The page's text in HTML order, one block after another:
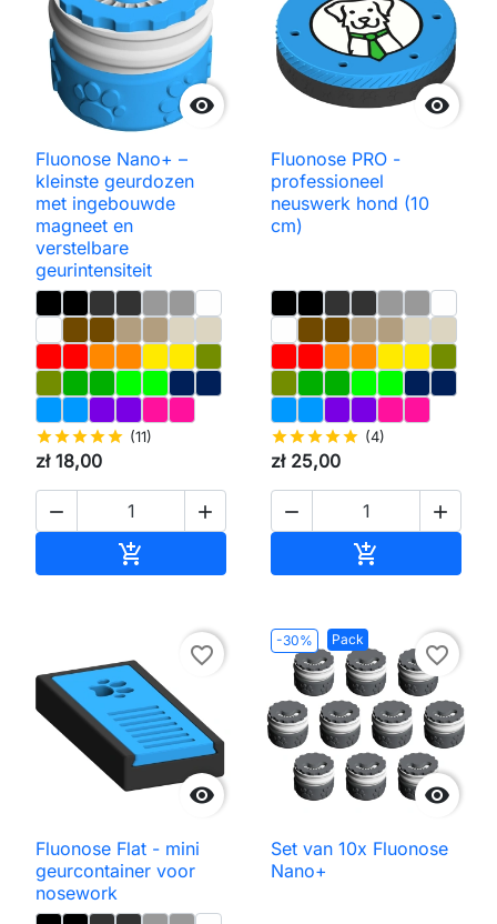

Fluonose Nano+ –
kleinste geurdozen
met ingebouwde
magneet en
verstelbare
geurintensiteit
starstarstarstarstar (11)
zł 18,00
 
 Toevoegen aan winkelwagen

Fluonose PRO -
professioneel
neuswerk hond (10
cm)
starstarstarstarstar (4)
zł 25,00
 


favorite_border
Fluonose Flat - mini
geurcontainer voor
nosework
-30% Pack

favorite_border
Set van 10x Fluonose
Nano+